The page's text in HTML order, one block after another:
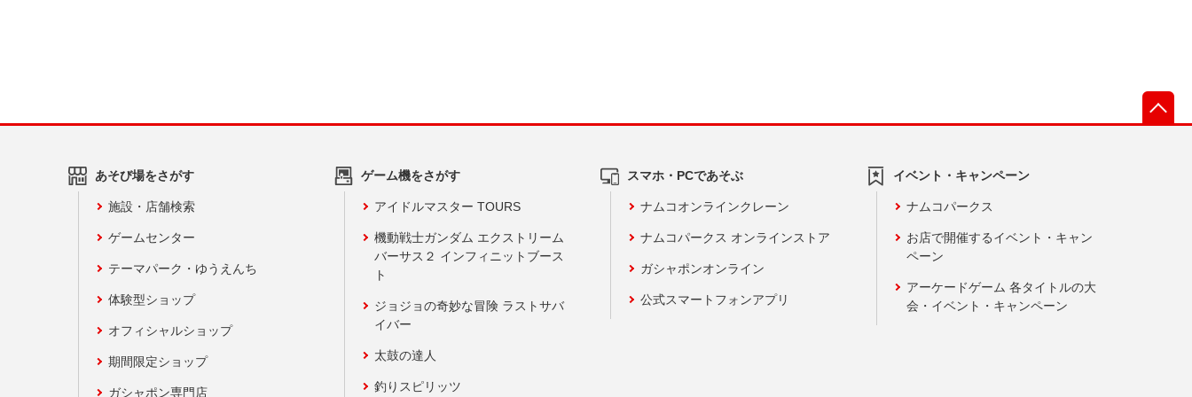
あそび場をさがす
施設・店舗検索
ゲームセンター
テーマパーク・ゆうえんち
体験型ショップ
オフィシャルショップ
期間限定ショップ
ガシャポン専門店
ゲーム機をさがす
アイドルマスター TOURS
機動戦士ガンダム エクストリーム
バーサス２ インフィニットブース
ト
ジョジョの奇妙な冒険 ラストサバ
イバー
太鼓の達人
釣りスピリッツ
スマホ・PCであそぶ
ナムコオンラインクレーン
ナムコパークス オンラインストア
ガシャポンオンライン
公式スマートフォンアプリ
イベント・キャンペーン
ナムコパークス
お店で開催するイベント・キャン
ペーン
アーケードゲーム 各タイトルの大
会・イベント・キャンペーン